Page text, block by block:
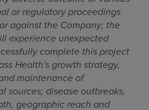
or regulatory proceedings
against the Company; the
experience unexpected
complete this project
Health's growth strategy,
maintenance of
sources; disease outbreaks,
geographic reach and